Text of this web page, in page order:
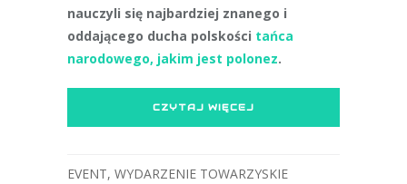
nauczyli się najbardziej znanego i
oddającego ducha polskości tańca
narodowego, jakim jest polonez.
CZYTAJ WIĘCEJ
EVENT, WYDARZENIE TOWARZYSKIE